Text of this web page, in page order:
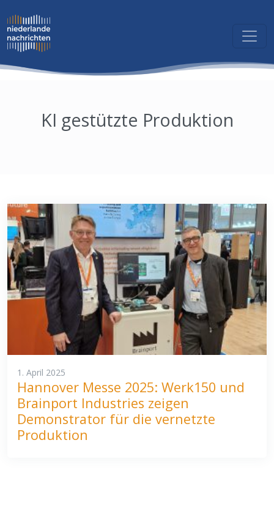
KI gestützte Produktion
1. April 2025
Hannover Messe 2025: Werk150 und
Brainport Industries zeigen
Demonstrator für die vernetzte
Produktion